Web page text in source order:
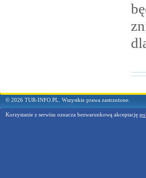
© 2026 TUR-INFO.PL. Wszystkie prawa zastrzeżone.
Korzystanie z serwisu oznacza bezwarunkową akceptację